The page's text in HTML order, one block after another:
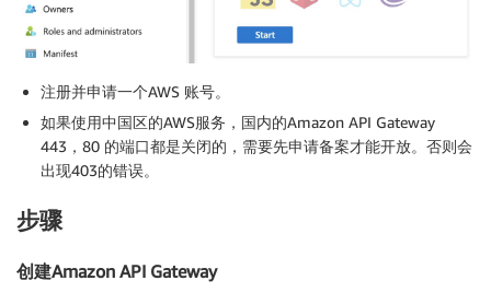
注册并申请一个AWS 账号。
如果使用中国区的AWS服务，国内的Amazon API Gateway
443，80 的端口都是关闭的，需要先申请备案才能开放。否则会
出现403的错误。
步骤
创建Amazon API Gateway